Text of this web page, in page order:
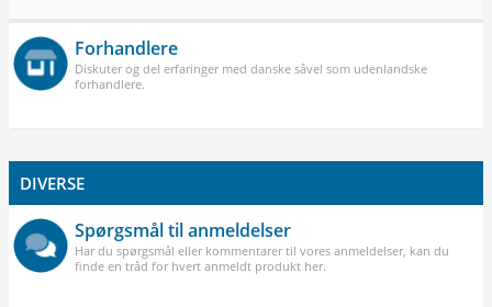
Forhandlere
Diskuter og del erfaringer med danske såvel som udenlandske
forhandlere.
DIVERSE
Spørgsmål til anmeldelser
Har du spørgsmål eller kommentarer til vores anmeldelser, kan du
finde en tråd for hvert anmeldt produkt her.